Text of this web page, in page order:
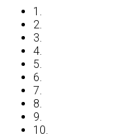
1.
2.
3.
4.
5.
6.
7.
8.
9.
10.